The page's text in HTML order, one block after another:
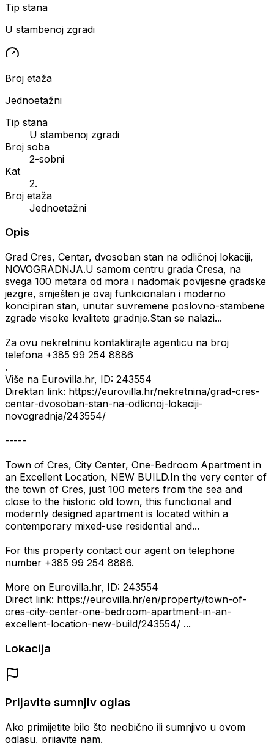
Tip stana
U stambenoj zgradi
Broj etaža
Jednoetažni
Tip stana
U stambenoj zgradi
Broj soba
2-sobni
Kat
2.
Broj etaža
Jednoetažni
Opis
Grad Cres, Centar, dvosoban stan na odličnoj lokaciji,
NOVOGRADNJA.U samom centru grada Cresa, na
svega 100 metara od mora i nadomak povijesne gradske
jezgre, smješten je ovaj funkcionalan i moderno
koncipiran stan, unutar suvremene poslovno-stambene
zgrade visoke kvalitete gradnje.Stan se nalazi...
Za ovu nekretninu kontaktirajte agenticu na broj
telefona +385 99 254 8886
.
Više na Eurovilla.hr, ID: 243554
Direktan link: https://eurovilla.hr/nekretnina/grad-cres-
centar-dvosoban-stan-na-odlicnoj-lokaciji-
novogradnja/243554/
-----
Town of Cres, City Center, One-Bedroom Apartment in
an Excellent Location, NEW BUILD.In the very center of
the town of Cres, just 100 meters from the sea and
close to the historic old town, this functional and
modernly designed apartment is located within a
contemporary mixed-use residential and...
For this property contact our agent on telephone
number +385 99 254 8886.
More on Eurovilla.hr, ID: 243554
Direct link: https://eurovilla.hr/en/property/town-of-
cres-city-center-one-bedroom-apartment-in-an-
excellent-location-new-build/243554/ ...
Lokacija
Prijavite sumnjiv oglas
Ako primijetite bilo što neobično ili sumnjivo u ovom
oglasu, prijavite nam.